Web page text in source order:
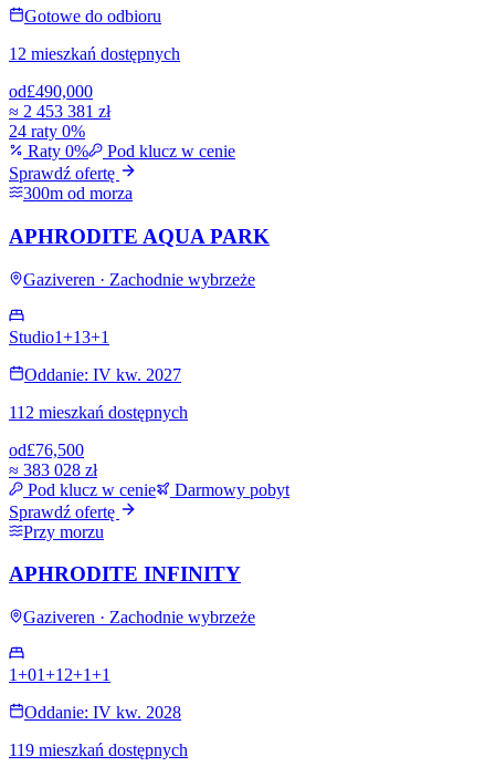
Gotowe do odbioru
12 mieszkań dostępnych
od£490,000
≈ 2 453 381 zł
24 raty 0%
Raty 0%
Pod klucz w cenie
Sprawdź ofertę
300m od morza
APHRODITE AQUA PARK
Gaziveren · Zachodnie wybrzeże
Studio1+13+1
Oddanie: IV kw. 2027
112 mieszkań dostępnych
od£76,500
≈ 383 028 zł
Pod klucz w cenie
Darmowy pobyt
Sprawdź ofertę
Przy morzu
APHRODITE INFINITY
Gaziveren · Zachodnie wybrzeże
1+01+1 2+1+1
Oddanie: IV kw. 2028
119 mieszkań dostępnych